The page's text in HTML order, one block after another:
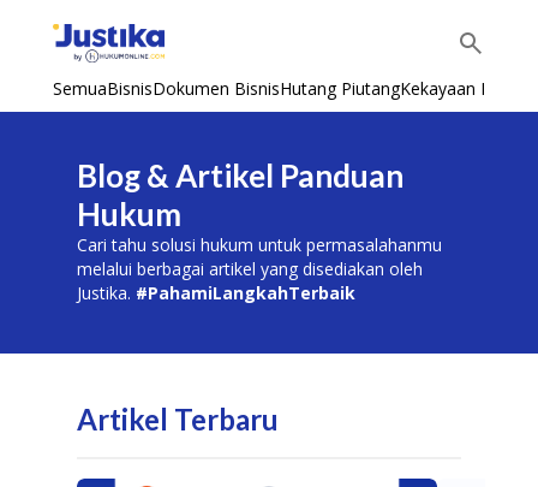
SemuaBisnisDokumen BisnisHutang PiutangKekayaan
Blog & Artikel Panduan
Hukum
Cari tahu solusi hukum untuk permasalahanmu
melalui berbagai artikel yang disediakan oleh
Justika. #PahamiLangkahTerbaik
Artikel Terbaru